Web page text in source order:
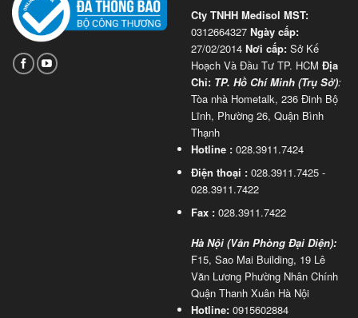
Cty TNHH Medisol MST:
0312664327 Ngày cấp:
27/02/2014 Nơi cấp: Sở Kế
Hoạch Và Đầu Tư TP. HCM Địa
Chỉ: TP. Hồ Chí Minh (Trụ Sở):
Tòa nhà Hometalk, 236 Đinh Bộ
Lĩnh, Phường 26, Quận Bình
Thạnh
Hotline : 028.3911.7424
Điện thoại : 028.3911.7425 -
028.3911.7422
Fax : 028.3911.7422
Hà Nội (Văn Phòng Đại Diện):
F15, Sao Mai Building, 19 Lê
Văn Lương Phường Nhân Chính
Quận Thanh Xuân Hà Nội
Hotline: 0915602884